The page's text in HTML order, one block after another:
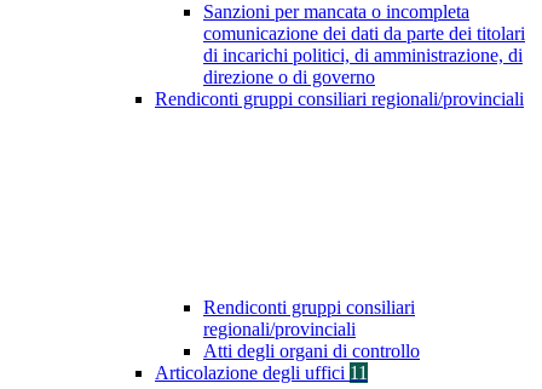
Sanzioni per mancata o incompleta
comunicazione dei dati da parte dei titolari
di incarichi politici, di amministrazione, di
direzione o di governo
Rendiconti gruppi consiliari regionali/provinciali
Rendiconti gruppi consiliari
regionali/provinciali
Atti degli organi di controllo
Articolazione degli uffici 11